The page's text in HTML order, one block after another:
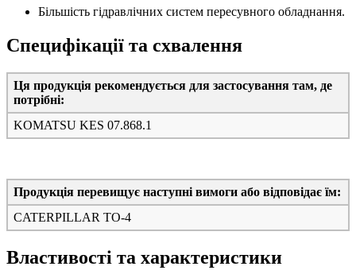
Більшість гідравлічних систем пересувного обладнання.
Специфікації та схвалення
Ця продукція рекомендується для застосування там, де
потрібні:
KOMATSU KES 07.868.1
Продукція перевищує наступні вимоги або відповідає їм:
CATERPILLAR TO-4
Властивості та характеристики